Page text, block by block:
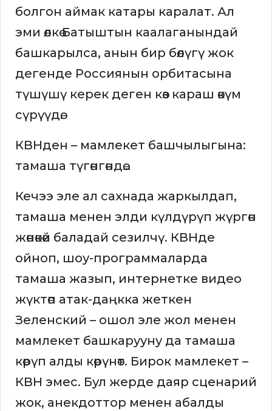
болгон аймак катары каралат. Ал
эми өлкө Батыштын каалаганындай
башкарылса, анын бир бөлүгү жок
дегенде Россиянын орбитасына
түшүшү керек деген көз караш өкүм
сүрүүдө.
КВНден – мамлекет башчылыгына:
тамаша түгөнгөндө…
Кечээ эле ал сахнада жаркылдап,
тамаша менен элди күлдүрүп жүргөн
жөнөкөй баладай сезилчү. КВНде
ойноп, шоу-программаларда
тамаша жазып, интернетке видео
жүктөп атак-даңкка жеткен
Зеленский – ошол эле жол менен
мамлекет башкарууну да тамаша
көрүп алды көрүнөт. Бирок мамлекет –
КВН эмес. Бул жерде даяр сценарий
жок, анекдоттор менен абалды